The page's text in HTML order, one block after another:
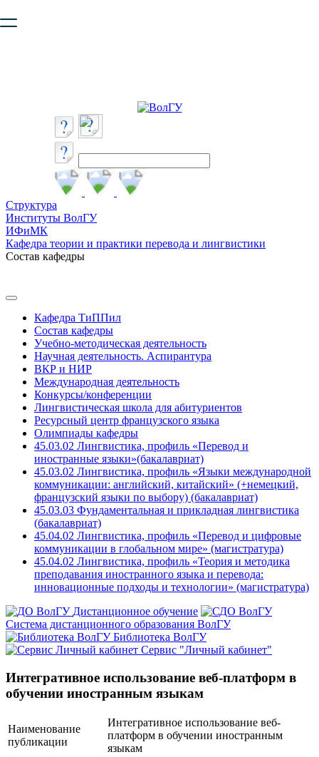
безопасную работу с сайтом. Пожалуйста
Структура
Институты ВолГУ
ИФиМК
Кафедра теории и практики перевода и лингвистики
Состав кафедры
Кафедра ТиППил
Состав кафедры
Учебно-методическая деятельность
Научная деятельность. Аспирантура
ВКР и НИР
Международная деятельность
Конкурсы/конференции
Лингвистическая школа для абитуриентов
Ресурсный центр французского языка
Олимпиады кафедры
45.03.02 Лингвистика, профиль «Перевод и
иностранные языки»(бакалавриат)
45.03.02 Лингвистика, профиль «Языки международной
коммуникации: английский, китайский» (+немецкий,
французский языки по выбору) (бакалавриат)
45.03.03 Фундаментальная и прикладная лингвистика
(бакалавриат)
45.04.02 Лингвистика, профиль «Перевод и цифровые
коммуникации в глобальном мире» (магистратура)
45.04.02 Лингвистика, профиль «Теория и методика
преподавания иностранного языка и перевода:
инновационные подходы и технологии» (магистратура)
Дистанционное обучение
Система дистанционного образования ВолГУ
Библиотека ВолГУ
Сервис "Личный кабинет"
Интегративное использование веб-платформ в
обучении иностранным языкам
Наименование
публикации
Интегративное использование веб-
платформ в обучении иностранным
языкам